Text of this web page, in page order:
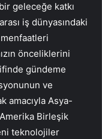
geleceğe katkı
iş dünyasındaki
önceliklerini
gündeme
ve
amacıyla Asya-
Birleşik
teknolojiler